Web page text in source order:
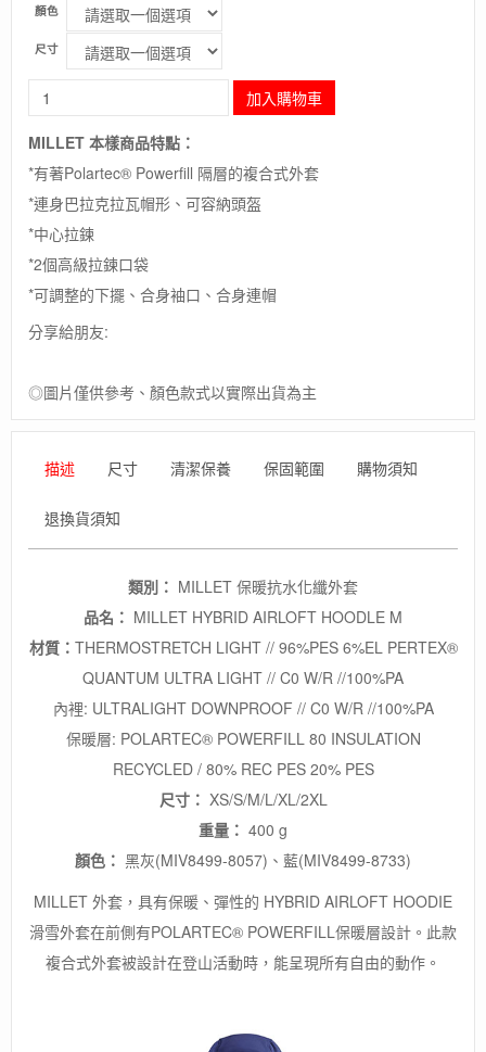
顏色
尺寸
毛
象-
法
國
【MILLET】
HYBRID
AIRLOFT
HOODLE
M
POLARTEC
抗
水
化
量
加入購物車
MILLET 本樣商品特點：
*有著Polartec® Powerfill 隔層的複合式外套
*連身巴拉克拉瓦帽形、可容納頭盔
*中心拉鍊
*2個高級拉鍊口袋
*可調整的下擺、合身袖口、合身連帽
分享給朋友:
◎圖片僅供參考、顏色款式以實際出貨為主
描述 尺寸 清潔保養 保固範圍 購物須知
退換貨須知
類別： MILLET 保暖抗水化纖外套
品名： MILLET HYBRID AIRLOFT HOODLE M
材質： THERMOSTRETCH LIGHT // 96%PES 6%EL PERTEX®
QUANTUM ULTRA LIGHT // C0 W/R //100%PA
內裡: ULTRALIGHT DOWNPROOF // C0 W/R //100%PA
保暖層: POLARTEC® POWERFILL 80 INSULATION
RECYCLED / 80% REC PES 20% PES
尺寸： XS/S/M/L/XL/2XL
重量： 400 g
顏色： 黑灰(MIV8499-8057)、藍(MIV8499-8733)
MILLET 外套，具有保暖、彈性的 HYBRID AIRLOFT HOODIE
滑雪外套在前側有POLARTEC® POWERFILL保暖層設計。此款
複合式外套被設計在登山活動時，能呈現所有自由的動作。